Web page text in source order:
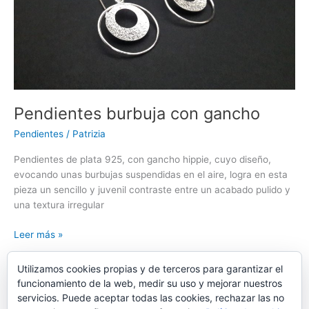
Pendientes burbuja con gancho
Pendientes / Patrizia
Pendientes de plata 925, con gancho hippie, cuyo diseño,
evocando unas burbujas suspendidas en el aire, logra en esta
pieza un sencillo y juvenil contraste entre un acabado pulido y
una textura irregular
Pendientes
burbuja
con
gancho
Leer más »
1 2 … 42 Siguiente →
Utilizamos cookies propias y de terceros para garantizar el
funcionamiento de la web, medir su uso y mejorar nuestros
servicios. Puede aceptar todas las cookies, rechazar las no